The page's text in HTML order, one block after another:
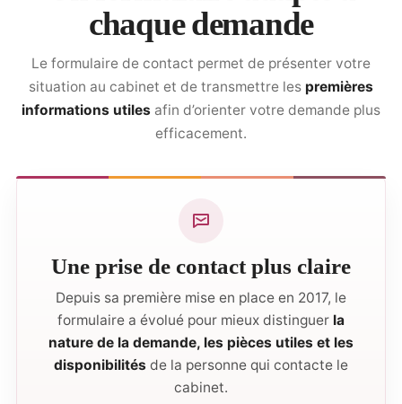
chaque demande
Le formulaire de contact permet de présenter votre
situation au cabinet et de transmettre les premières
informations utiles afin d’orienter votre demande plus
efficacement.
Une prise de contact plus claire
Depuis sa première mise en place en 2017, le
formulaire a évolué pour mieux distinguer la
nature de la demande, les pièces utiles et les
disponibilités de la personne qui contacte le
cabinet.